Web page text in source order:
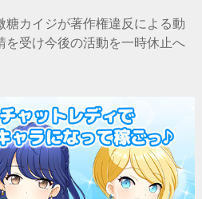
糖カイジが著作権違反による動
を受け今後の活動を一時休止へ